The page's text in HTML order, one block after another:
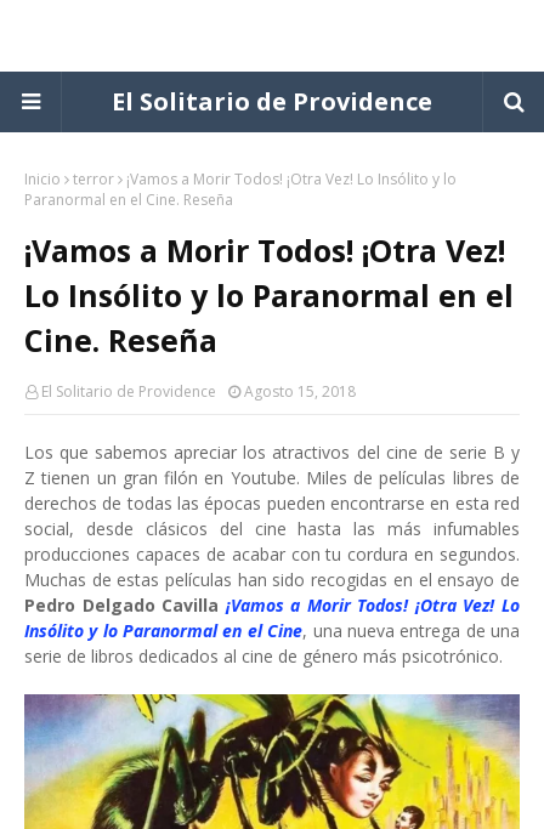
El Solitario de Providence
Inicio terror
¡Vamos a Morir Todos! ¡Otra Vez! Lo Insólito y lo
Paranormal en el Cine. Reseña
¡Vamos a Morir Todos! ¡Otra Vez!
Lo Insólito y lo Paranormal en el
Cine. Reseña
El Solitario de Providence Agosto 15, 2018
Los que sabemos apreciar los atractivos del cine de serie B y
Z tienen un gran filón en Youtube. Miles de películas libres de
derechos de todas las épocas pueden encontrarse en esta red
social, desde clásicos del cine hasta las más infumables
producciones capaces de acabar con tu cordura en segundos.
Muchas de estas películas han sido recogidas en el ensayo de
Pedro Delgado Cavilla ¡Vamos a Morir Todos! ¡Otra Vez! Lo
Insólito y lo Paranormal en el Cine, una nueva entrega de una
serie de libros dedicados al cine de género más psicotrónico.